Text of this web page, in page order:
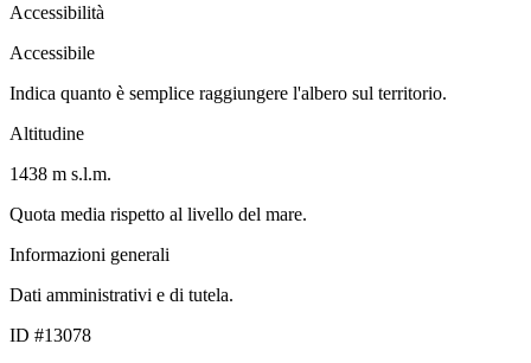
Accessibilità
Accessibile
Indica quanto è semplice raggiungere l'albero sul territorio.
Altitudine
1438 m s.l.m.
Quota media rispetto al livello del mare.
Informazioni generali
Dati amministrativi e di tutela.
ID #13078